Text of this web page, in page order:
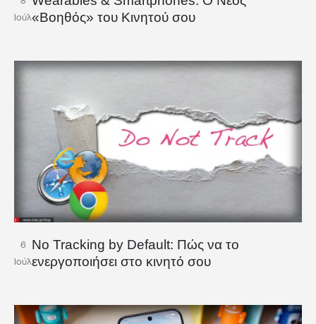
Ιούλ«Βοηθός» του Κινητού σου
6
Ιούλ
No Tracking by Default: Πώς να το
ενεργοποιήσει στο κινητό σου